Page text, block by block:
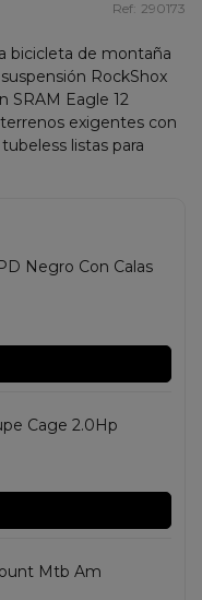
Ref: 290173
bicicleta de montaña
RockShox
SRAM Eagle 12
exigentes con
listas para
Negro Con Calas
Cage 2.0Hp
Mtb Am